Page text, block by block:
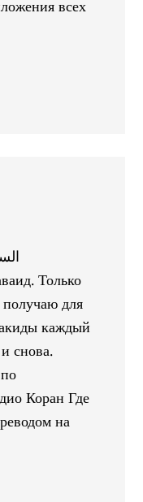
всех
Только
получаю для
каждый
снова.
Коран Где
на